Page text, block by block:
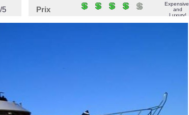
5 Prix
Expensive,
and
Luxury!